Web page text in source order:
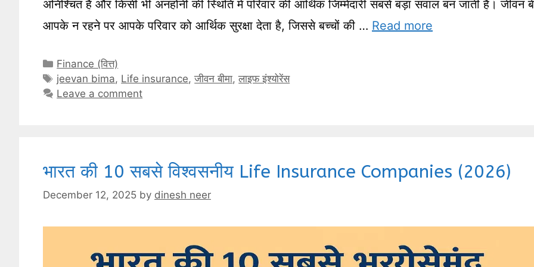
अनिश्चित है और किसी भी अनहोनी की स्थिति में परिवार की आर्थिक जिम्मेदारी सबसे बड़ा सवाल बन जाती है। जीवन
आपके न रहने पर आपके परिवार को आर्थिक सुरक्षा देता है, जिससे बच्चों की … Read more
Categories
Finance (वित्त)
Tags
jeevan bima, Life insurance,जीवन बीमा,लाइफ इंश्योरेंस
Leave a comment
भारत की 10 सबसे विश्वसनीय Life Insurance Companies (2026)
December 12, 2025 by dinesh neer